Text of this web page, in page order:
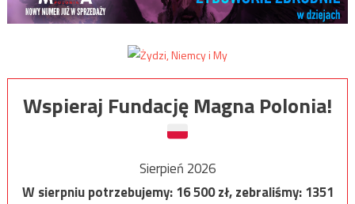
Wspieraj Fundację Magna Polonia!
Sierpień 2026
W sierpniu potrzebujemy:16 500zł, zebraliśmy:1351